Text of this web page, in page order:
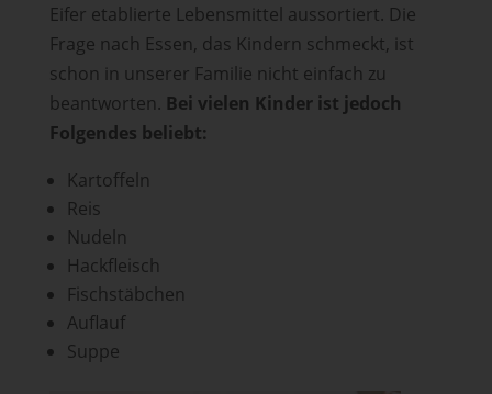
Eifer etablierte Lebensmittel aussortiert. Die
Frage nach Essen, das Kindern schmeckt, ist
schon in unserer Familie nicht einfach zu
beantworten. Bei vielen Kinder ist jedoch
Folgendes beliebt:
Kartoffeln
Reis
Nudeln
Hackfleisch
Fischstäbchen
Auflauf
Suppe